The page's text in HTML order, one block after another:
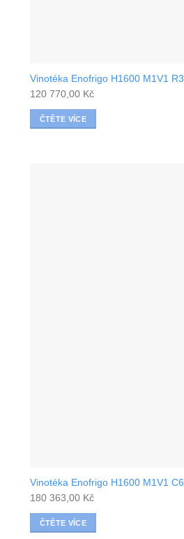
Vinotéka Enofrigo H1600 M1V1 R3
120 770,00 Kč
ČTĚTE VÍCE
Vinotéka Enofrigo H1600 M1V1 C6
180 363,00 Kč
ČTĚTE VÍCE